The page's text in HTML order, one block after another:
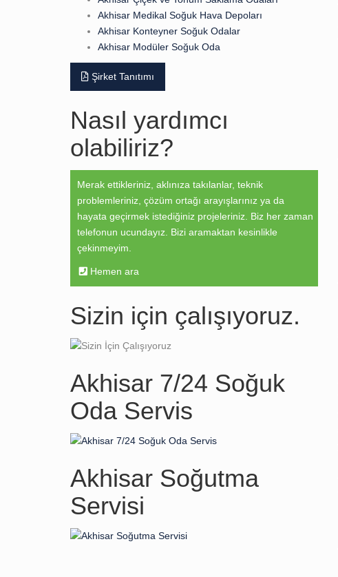
Akhisar Medikal Soğuk Hava Depoları
Akhisar Konteyner Soğuk Odalar
Akhisar Modüler Soğuk Oda
Şirket Tanıtımı
Nasıl yardımcı
olabiliriz?
Merak ettikleriniz, aklınıza takılanlar, teknik
problemleriniz, çözüm ortağı arayışlarınız ya da
hayata geçirmek istediğiniz projeleriniz. Biz her zaman
telefonun ucundayız. Bizi aramaktan kesinlikle
çekinmeyim.
Hemen ara
Sizin için çalışıyoruz.
Akhisar 7/24 Soğuk
Oda Servis
Akhisar Soğutma
Servisi